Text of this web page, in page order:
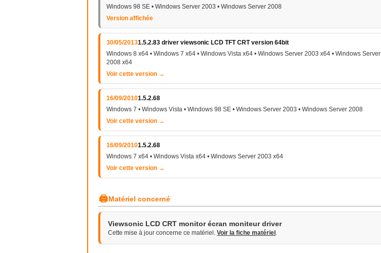
Windows 98 SE • Windows Server 2003 • Windows Server 2008
Version affichée
30/05/20131.5.2.83 driver viewsonic LCD TFT CRT version 64bit
Windows 8 x64 • Windows 7 x64 • Windows Vista x64 • Windows Server 2003 x64 • Windows Server
2008 x64
Voir cette version →
16/09/20101.5.2.68
Windows 7 • Windows Vista • Windows 98 SE • Windows Server 2003 • Windows Server 2008
Voir cette version →
16/09/20101.5.2.68
Windows 7 x64 • Windows Vista x64 • Windows Server 2003 x64
Voir cette version →
🖨Matériel concerné
Viewsonic LCD CRT monitor écran moniteur driver
Cette mise à jour concerne ce matériel. Voir la fiche matériel .